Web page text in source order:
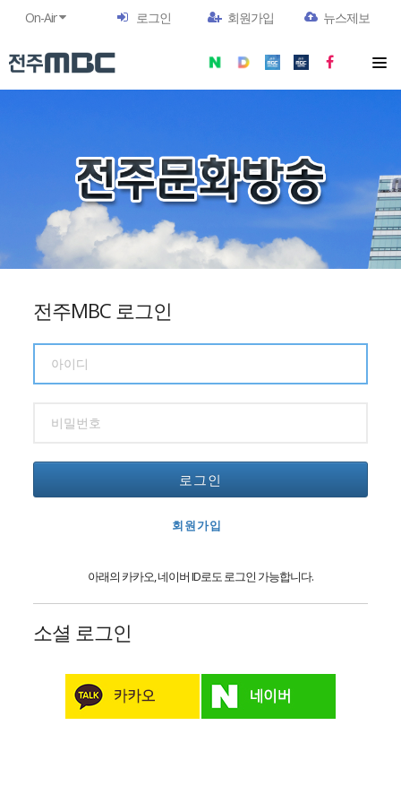
On-Air 로그인 회원가입 뉴스제보
전주MBC 로그인
로그인
회원가입
아래의 카카오, 네이버 ID로도 로그인 가능합니다.
소셜 로그인